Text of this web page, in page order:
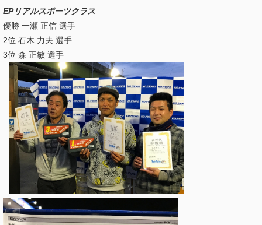
EPリアルスポーツクラス
優勝 一瀬 正信 選手
2位 石木 力夫 選手
3位 森 正敏 選手